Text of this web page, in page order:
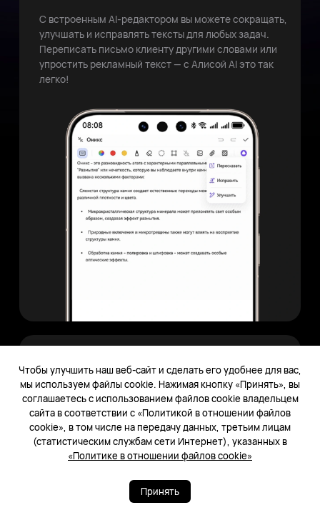
Чтобы улучшить наш веб-сайт и сделать его удобнее для вас,
мы используем файлы cookie. Нажимая кнопку «Принять», вы
соглашаетесь с использованием файлов cookie владельцем
сайта в соответствии с «Политикой в отношении файлов
cookie», в том числе на передачу данных, третьим лицам
(статистическим службам сети Интернет), указанных в
«Политике в отношении файлов cookie»
Принять
С встроенным AI-редактором вы можете сокращать,
улучшать и исправлять тексты для любых задач.
Переписать письмо клиенту другими словами или
упростить рекламный текст — с Алисой AI это так
легко!
Быстрый поиск Яндекса
по изображению на экране
Нажмите двумя пальцами на экран
для быстрого поиска*. Жест откроет Умную
камеру Яндекса, которая распознаёт объекты
и помогает узнать больше. Можно сразу
— и получить результат.